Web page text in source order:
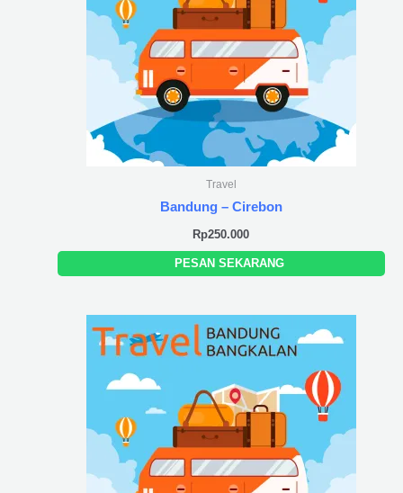
Travel
Bandung – Cirebon
Rp250.000
PESAN SEKARANG